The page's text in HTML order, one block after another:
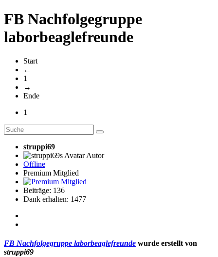
FB Nachfolgegruppe
laborbeaglefreunde
Start
←
1
→
Ende
1
struppi69
Autor
Offline
Premium Mitglied
Beiträge: 136
Dank erhalten: 1477
FB Nachfolgegruppe laborbeaglefreunde wurde erstellt von
struppi69